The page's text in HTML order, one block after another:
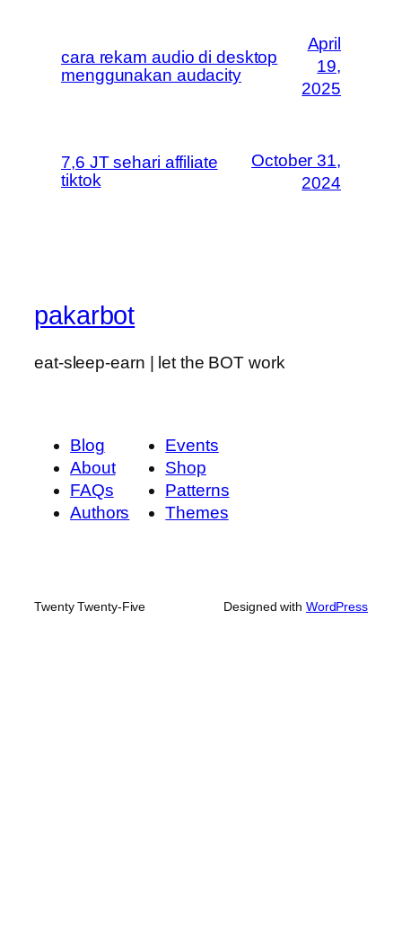
cara rekam audio di desktop
menggunakan audacity
April
19,
2025
7,6 JT sehari affiliate
tiktok
October 31,
2024
pakarbot
eat-sleep-earn | let the BOT work
Blog
About
FAQs
Authors
Events
Shop
Patterns
Themes
Twenty Twenty-Five Designed with WordPress